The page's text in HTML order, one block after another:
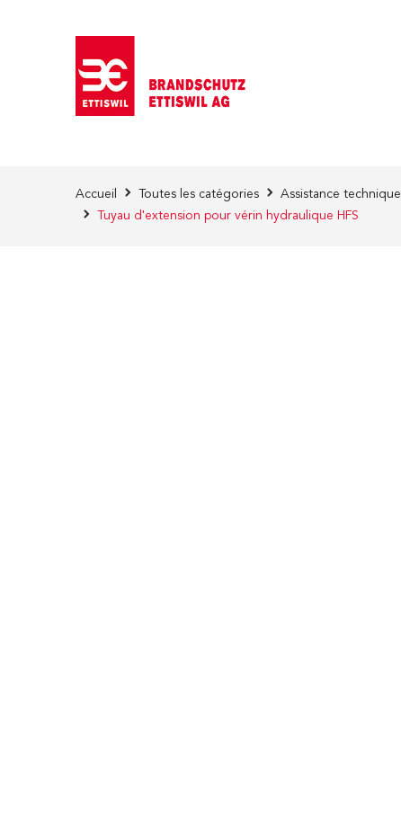
Accueil Toutes les catégories Assistance technique
Tuyau d'extension pour vérin hydraulique HFS